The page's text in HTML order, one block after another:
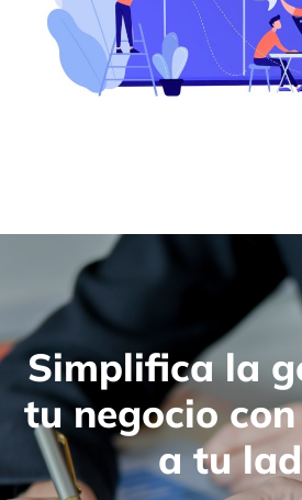
Simplifica la
tu negocio
a tu